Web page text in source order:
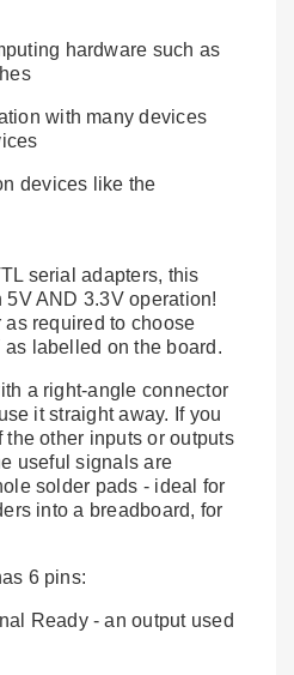
hardware such as
with many devices
devices like the
serial adapters, this
AND 3.3V operation!
required to choose
labelled on the board.
a right-angle connector
it straight away. If you
the other inputs or outputs
useful signals are
solder pads - ideal for
into a breadboard, for
6 pins:
Ready - an output used